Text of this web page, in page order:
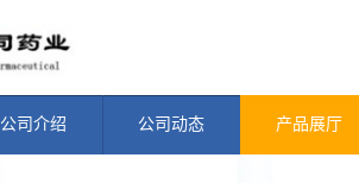
公司介绍 公司动态 产品展厅